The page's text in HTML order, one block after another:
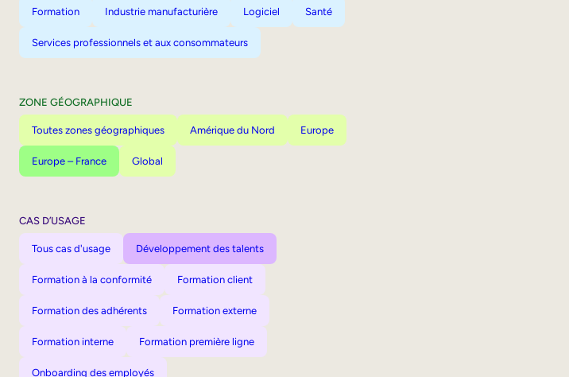
Formation Industrie manufacturière Logiciel Santé
Services professionnels et aux consommateurs
ZONE GÉOGRAPHIQUE
Toutes zones géographiques Amérique du Nord Europe
Europe – France Global
CAS D’USAGE
Tous cas d'usage Développement des talents
Formation à la conformité Formation client
Formation des adhérents Formation externe
Formation interne Formation première ligne
Onboarding des employés